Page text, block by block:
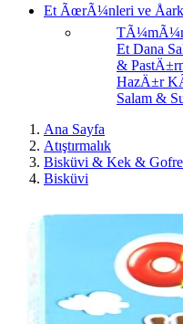
Et ÃœrÃ¼nleri ve
Et Dana
&
HazÄ±r
Salam &
Ana Sayfa
Atıştırmalık
Bisküvi & Kek &
Bisküvi